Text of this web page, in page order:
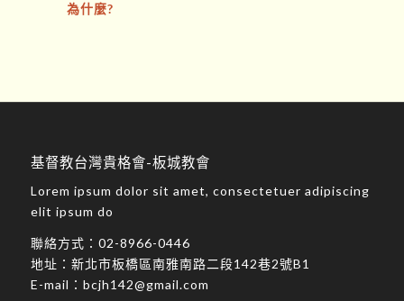
為什麼?
基督教台灣貴格會-板城教會
Lorem ipsum dolor sit amet, consectetuer adipiscing
elit ipsum do
聯絡方式： 02-8966-0446
地址： 新北市板橋區南雅南路二段142巷2號B1
E-mail： bcjh142@gmail.com